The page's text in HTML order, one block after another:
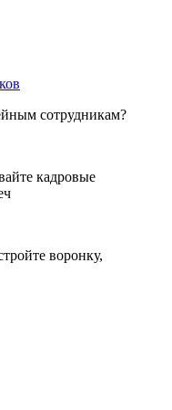
сотрудникам?
кадровые
воронку,